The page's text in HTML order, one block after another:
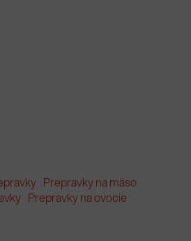
Prepravky na mäso
Prepravky na ovocie